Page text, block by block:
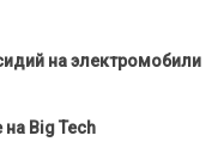
на электромобили
на Big Tech